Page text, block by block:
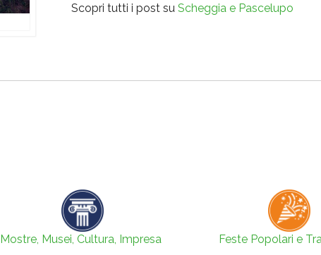
Scopri tutti i post su Scheggia e Pascelupo
Mostre, Musei, Cultura, Impresa
Feste Popolari e